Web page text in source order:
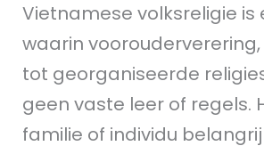
Vietnamese volksreligie
waarin
tot georganiseerde
geen vaste leer of regels.
familie of individu